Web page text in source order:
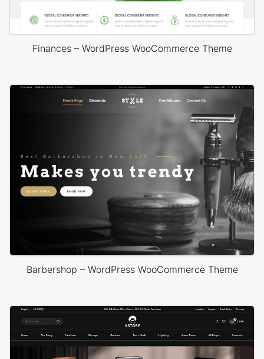
Finances – WordPress WooCommerce Theme
Barbershop – WordPress WooCommerce Theme